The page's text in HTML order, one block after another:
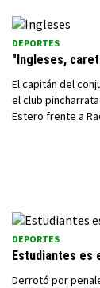
DEPORTES
"Ingleses,
El capitán del
el club
Estero frente a
DEPORTES
Estudiantes es
Derrotó por